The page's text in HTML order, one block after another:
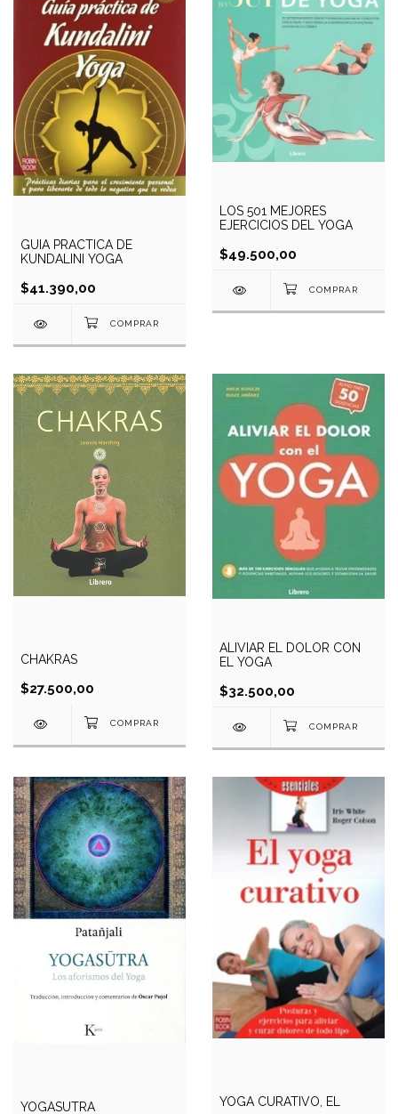
GUIA PRACTICA DE
KUNDALINI YOGA
$41.390,00
LOS 501 MEJORES
EJERCICIOS DEL YOGA
$49.500,00
CHAKRAS
$27.500,00
ALIVIAR EL DOLOR CON
EL YOGA
$32.500,00
YOGASUTRA YOGA CURATIVO, EL